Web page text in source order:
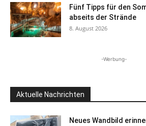
Fünf Tipps für den
abseits der Strände
8. August 2026
-Werbung-
Aktuelle Nachrichten
Neues Wandbild